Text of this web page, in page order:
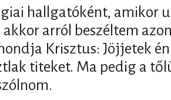
hallgatóként, amikor
akkor arról beszéltem
Krisztus: Jöjjetek
titeket. Ma pedig a